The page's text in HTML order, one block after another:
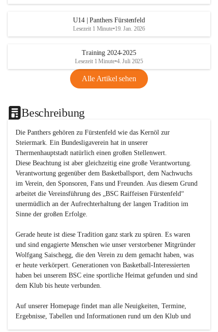
U14 | Panthers Fürstenfeld
Lesezeit 1 Minute•19. Jan. 2026
Training 2024-2025
Lesezeit 1 Minute•4. Juli 2025
Alle Artikel sehen
Beschreibung
Die Panthers gehören zu Fürstenfeld wie das Kernöl zur
Steiermark. Ein Bundesligaverein hat in unserer
Thermenhauptstadt natürlich einen großen Stellenwert.
Diese Beachtung ist aber gleichzeitig eine große Verantwortung.
Verantwortung gegenüber dem Basketballsport, dem Nachwuchs
im Verein, den Sponsoren, Fans und Freunden. Aus diesem Grund
arbeitet die Vereinsführung des „BSC Raiffeisen Fürstenfeld“
unermüdlich an der Aufrechterhaltung der langen Tradition im
Sinne der großen Erfolge.
Gerade heute ist diese Tradition ganz stark zu spüren. Es waren
und sind engagierte Menschen wie unser verstorbener Mitgründer
Wolfgang Saischegg, die den Verein zu dem gemacht haben, was
er heute verkörpert. Generationen von Basketball-Interessierten
haben bei unserem BSC eine sportliche Heimat gefunden und sind
dem Klub bis heute verbunden.
Auf unserer Homepage findet man alle Neuigkeiten, Termine,
Ergebnisse, Tabellen und Informationen rund um den Klub und